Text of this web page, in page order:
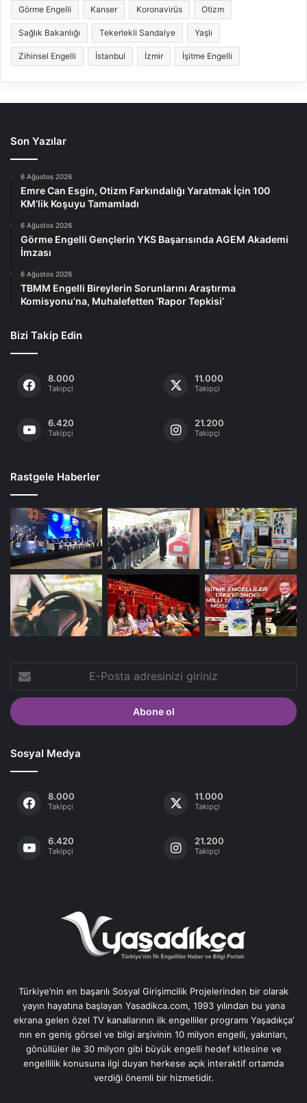
Görme Engelli Kanser Koronavirüs Otizm
Sağlık Bakanlığı Tekerlekli Sandalye Yaşlı
Zihinsel Engelli İstanbul İzmir İşitme Engelli
Son Yazılar
6 Ağustos 2026
Emre Can Esgin, Otizm Farkındalığı Yaratmak İçin 100
KM’lik Koşuyu Tamamladı
6 Ağustos 2026
Görme Engelli Gençlerin YKS Başarısında AGEM Akademi
İmzası
6 Ağustos 2026
TBMM Engelli Bireylerin Sorunlarını Araştırma
Komisyonu’na, Muhalefetten ‘Rapor Tepkisi’
Bizi Takip Edin
8.000
Takipçi
11.000
Takipçi
6.420
Takipçi
21.200
Takipçi
Rastgele Haberler
Posta
adresinizi
giriniz
Sosyal Medya
8.000
Takipçi
11.000
Takipçi
6.420
Takipçi
21.200
Takipçi
Türkiye’nin en başarılı Sosyal Girişimcilik Projelerinden bir olarak
yayın hayatına başlayan Yasadikca.com, 1993 yılından bu yana
ekrana gelen özel TV kanallarının ilk engelliler programı Yaşadıkça’
nın en geniş görsel ve bilgi arşivinin 10 milyon engelli, yakınları,
gönüllüler ile 30 milyon gibi büyük engelli hedef kitlesine ve
engellilik konusuna ilgi duyan herkese açık interaktif ortamda
verdiği önemli bir hizmetidir.